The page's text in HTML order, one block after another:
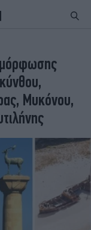
EDITION
ΑΓΩΝΕΣ
Μυκόνου,